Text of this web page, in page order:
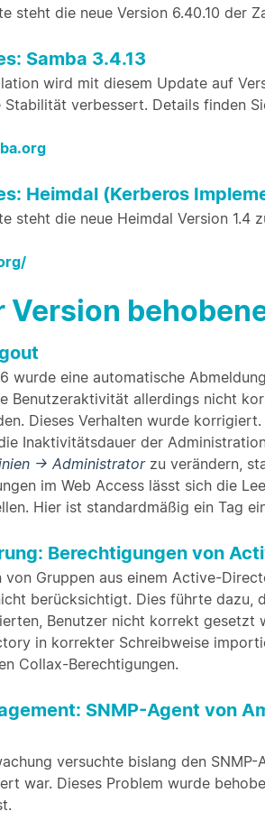
steht die neue Version 6.40.10 der
Samba 3.4.13
wird mit diesem Update auf
Stabilität verbessert. Details finden
Heimdal (Kerberos
steht die neue Heimdal Version 1.4
Version
wurde eine automatische
Benutzeraktivität allerdings nicht
Dieses Verhalten wurde
Inaktivitätsdauer der
→ Administratorzu verändern,
im Web Access lässt sich die
Hier ist standardmäßig ein Tag
Berechtigungen von
von Gruppen aus einem Active-
berücksichtigt. Dies führte dazu,
Benutzer nicht korrekt gesetzt
in korrekter Schreibweise
Collax-Berechtigungen.
SNMP-Agent von
versuchte bislang den
war. Dieses Problem wurde